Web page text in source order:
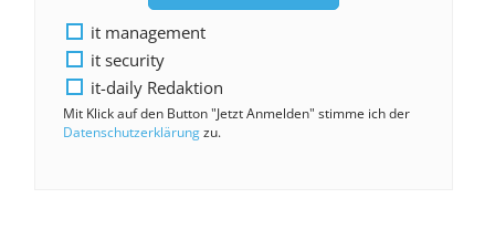
it management
it security
it-daily Redaktion
Mit Klick auf den Button "Jetzt Anmelden" stimme ich der
Datenschutzerklärungzu.